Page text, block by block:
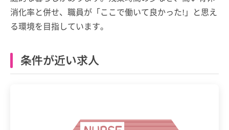
消化率と併せ、職員が「ここで働いて良かった!」と思え
る環境を目指しています。
条件が近い求人